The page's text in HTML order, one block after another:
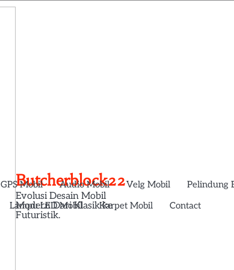
Butcherblock22
Evolusi Desain Mobil
Modern Dari Klasik ke
Futuristik.
GPS Mobil Audio Mobil Velg Mobil Pelindung
Lampu LED Mobil Karpet Mobil Contact